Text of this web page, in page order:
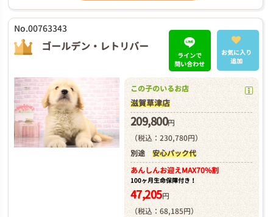
No.00763343
ゴールデン・レトリバー
ラインで
問い合わせ
お気に入り
追加
この子のいるお店
滋賀草津店
209,800円
（税込：230,780円）
別途 安心パック代
あんしんお迎えMAX70%割
100ヶ月生命保障付き！
47,205円
（税込：68,185円）